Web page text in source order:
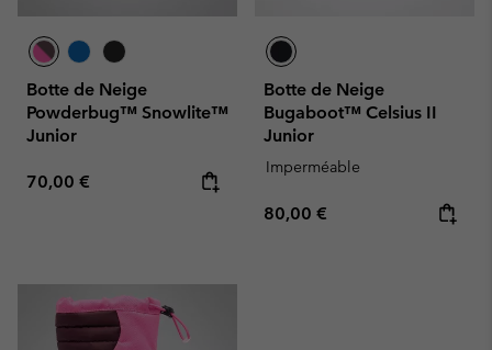
Botte de Neige
Powderbug™ Snowlite™
Junior
Regular price:
70,00 €
Botte de Neige
Bugaboot™ Celsius II
Junior
Imperméable
Regular price:
80,00 €